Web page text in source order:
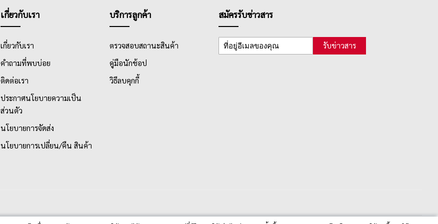
เกี่ยวกับเรา
เกี่ยวกับเรา
คำถามที่พบบ่อย
ติดต่อเรา
ประกาศนโยบายความเป็น
ส่วนตัว
นโยบายการจัดส่ง
นโยบายการเปลี่ยน/คืน สินค้า
บริการลูกค้า
ตรวจสอบสถานะสินค้า
คู่มือนักช้อป
วิธีลบคุกกี้
สมัครรับข่าวสาร
รับข่าวสาร